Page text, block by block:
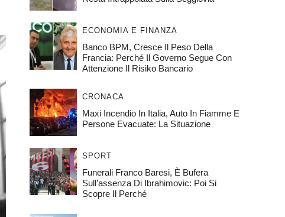
ECONOMIA E FINANZA
Banco BPM, Cresce Il Peso Della
Francia: Perché Il Governo Segue Con
Attenzione Il Risiko Bancario
CRONACA
Maxi Incendio In Italia, Auto In Fiamme E
Persone Evacuate: La Situazione
SPORT
Funerali Franco Baresi, È Bufera
Sull’assenza Di Ibrahimovic: Poi Si
Scopre Il Perché